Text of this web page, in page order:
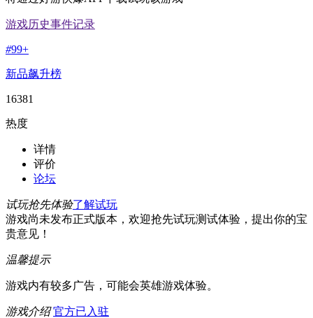
游戏历史事件记录
#99+
新品飙升榜
16381
热度
详情
评价
论坛
试玩抢先体验了解试玩
游戏尚未发布正式版本，欢迎抢先试玩测试体验，提出你的宝
贵意见！
温馨提示
游戏内有较多广告，可能会英雄游戏体验。
游戏介绍 官方已入驻